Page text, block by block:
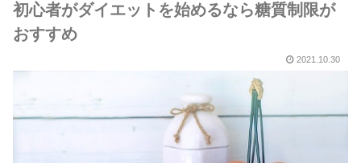
初心者がダイエットを始めるなら糖質制限が
おすすめ
2021.10.30